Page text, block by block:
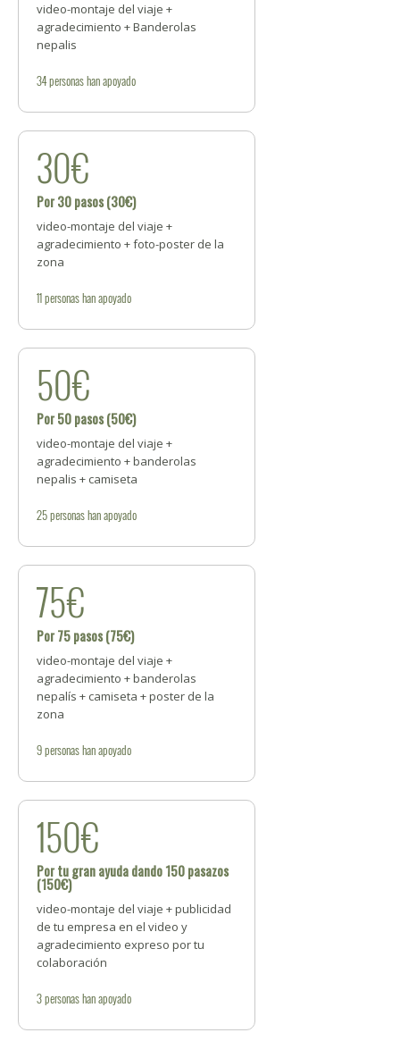
video-montaje del viaje +
agradecimiento + Banderolas
nepalis
34personashan apoyado
30€
Por 30 pasos (30€)
video-montaje del viaje +
agradecimiento + foto-poster de la
zona
11personashan apoyado
50€
Por 50 pasos (50€)
video-montaje del viaje +
agradecimiento + banderolas
nepalis + camiseta
25personashan apoyado
75€
Por 75 pasos (75€)
video-montaje del viaje +
agradecimiento + banderolas
nepalís + camiseta + poster de la
zona
9personashan apoyado
150€
Por tu gran ayuda dando 150 pasazos
(150€)
video-montaje del viaje + publicidad
de tu empresa en el video y
agradecimiento expreso por tu
colaboración
3personashan apoyado